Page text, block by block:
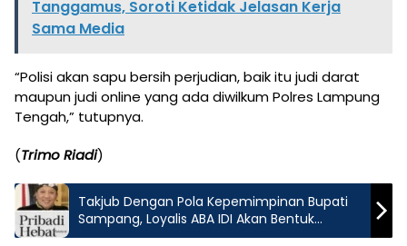
Tanggamus, Soroti Ketidak Jelasan Kerja
Sama Media
“Polisi akan sapu bersih perjudian, baik itu judi darat
maupun judi online yang ada diwilkum Polres Lampung
Tengah,” tutupnya.
(Trimo Riadi)
Takjub Dengan Pola Kepemimpinan Bupati
Sampang, Loyalis ABA IDI Akan Bentuk
Komunitas